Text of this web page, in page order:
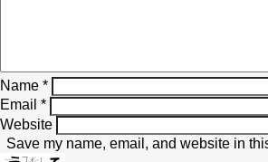
Name *
Email *
Website
Save my name, email, and website in